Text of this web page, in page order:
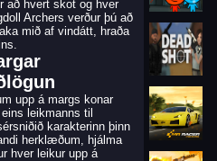
að hvert skot og hver
Archers verður þú að
mið af vindátt, hraða
upp á margs konar
leikmanns til
karakterinn þinn
herklæðum, hjálma
hver leikur upp á